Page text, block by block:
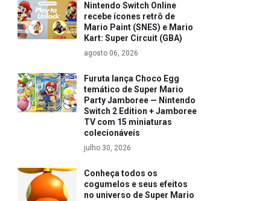
Nintendo Switch Online
recebe ícones retrô de
Mario Paint (SNES) e Mario
Kart: Super Circuit (GBA)
agosto 06, 2026
Furuta lança Choco Egg
temático de Super Mario
Party Jamboree — Nintendo
Switch 2 Edition + Jamboree
TV com 15 miniaturas
colecionáveis
julho 30, 2026
Conheça todos os
cogumelos e seus efeitos
no universo de Super Mario